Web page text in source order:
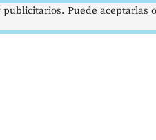
Puede aceptarlas